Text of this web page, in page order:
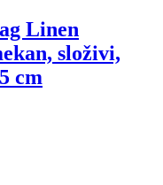
Linen
složivi,
cm